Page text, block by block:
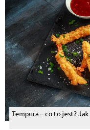
Tempura – co to jest?